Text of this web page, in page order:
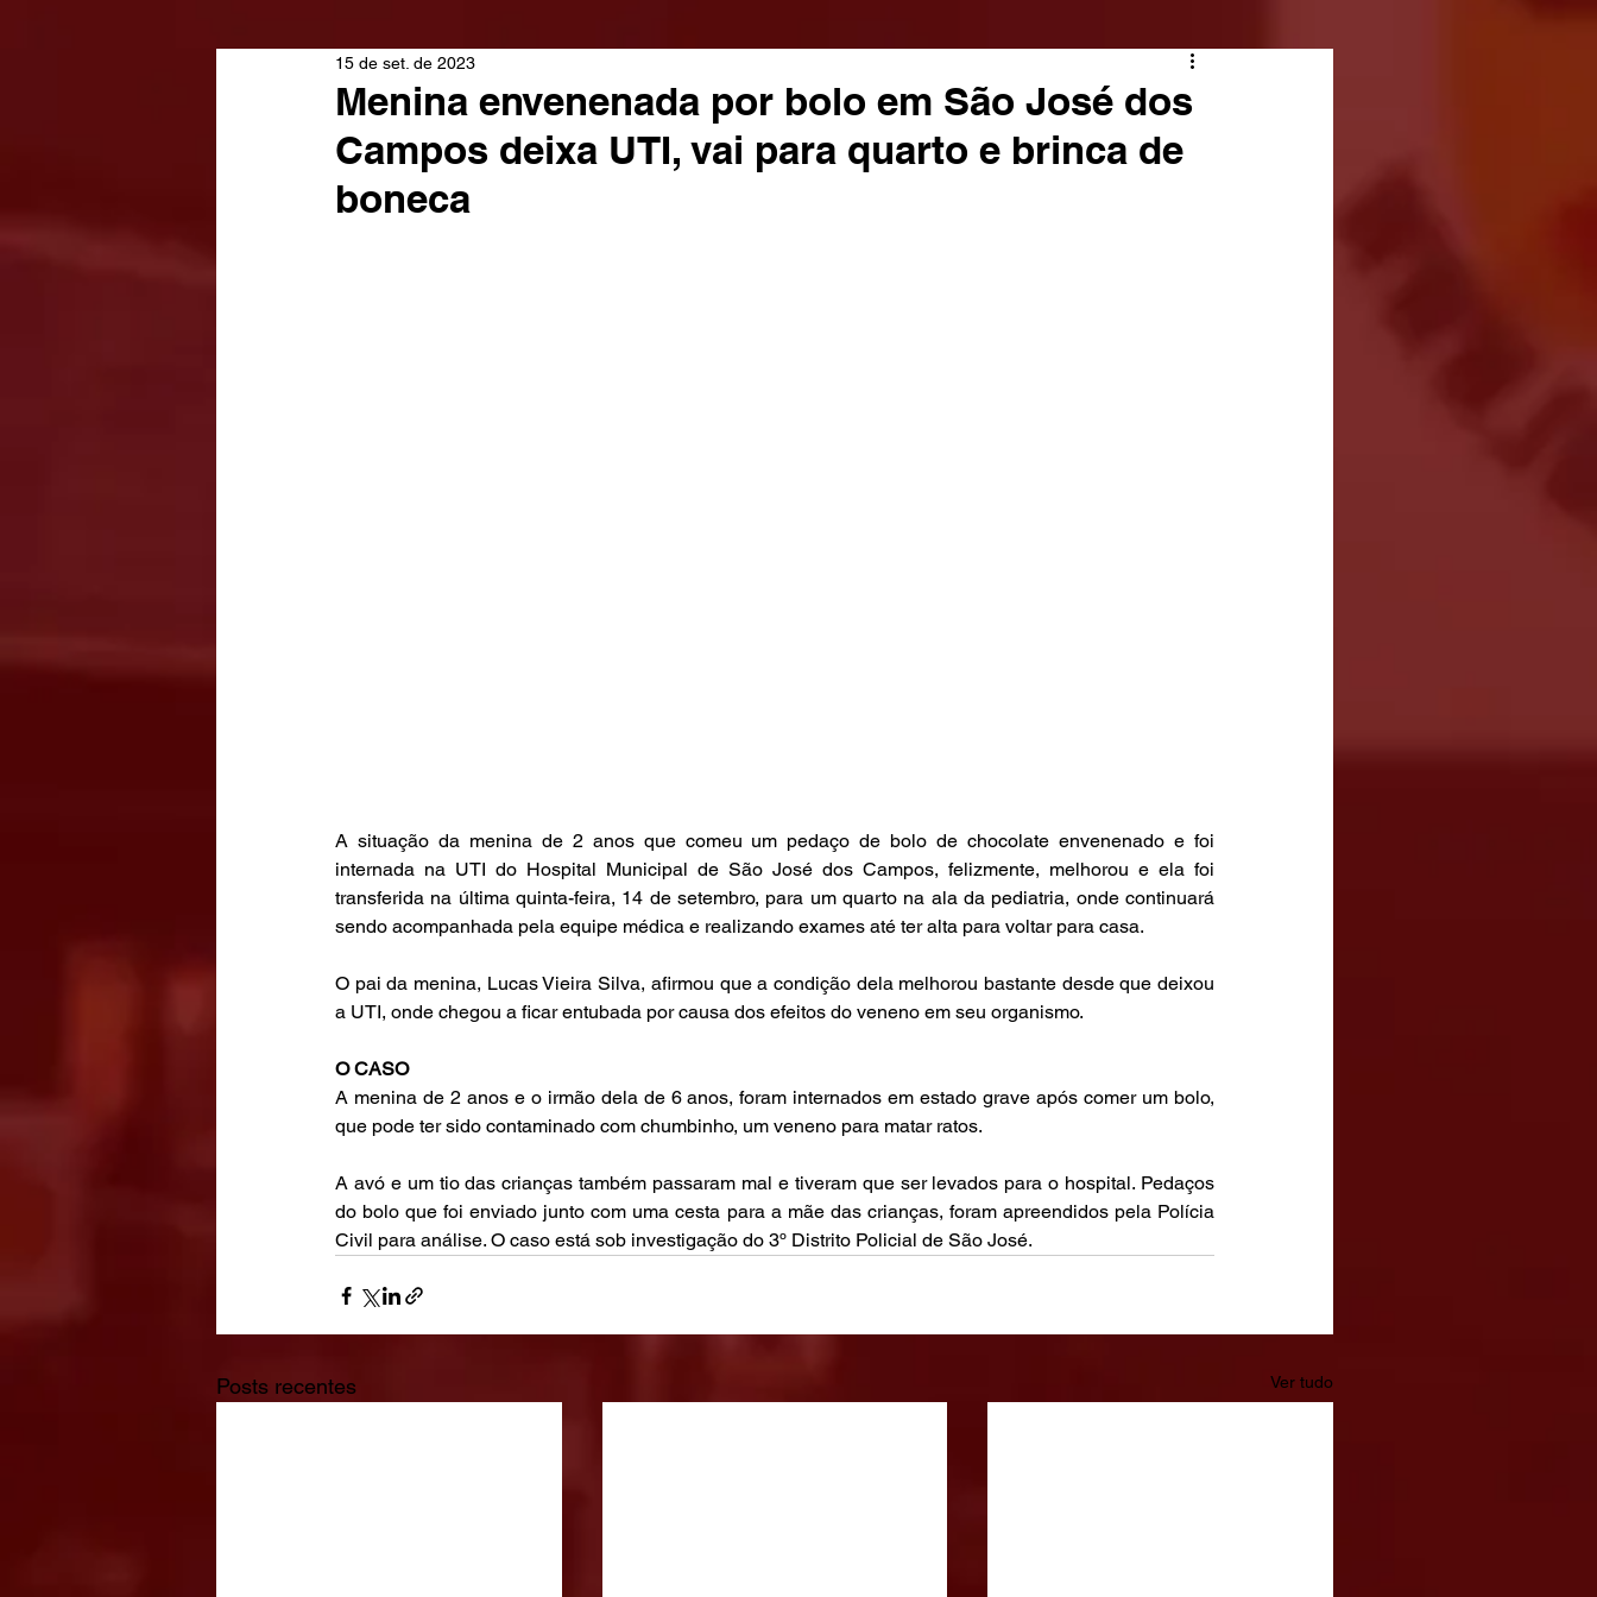
Menina envenenada por bolo em São José dos
Campos deixa UTI, vai para quarto e brinca de
boneca
15 de set. de 2023
A situação da menina de 2 anos que comeu um pedaço de bolo de chocolate envenenado e foi
internada na UTI do Hospital Municipal de São José dos Campos, felizmente, melhorou e ela foi
transferida na última quinta-feira, 14 de setembro, para um quarto na ala da pediatria, onde continuará
sendo acompanhada pela equipe médica e realizando exames até ter alta para voltar para casa.
O pai da menina, Lucas Vieira Silva, afirmou que a condição dela melhorou bastante desde que deixou
a UTI, onde chegou a ficar entubada por causa dos efeitos do veneno em seu organismo.
O CASO
A menina de 2 anos e o irmão dela de 6 anos, foram internados em estado grave após comer um bolo,
que pode ter sido contaminado com chumbinho, um veneno para matar ratos.
A avó e um tio das crianças também passaram mal e tiveram que ser levados para o hospital. Pedaços
do bolo que foi enviado junto com uma cesta para a mãe das crianças, foram apreendidos pela Polícia
Civil para análise. O caso está sob investigação do 3º Distrito Policial de São José.
Posts recentes Ver tudo